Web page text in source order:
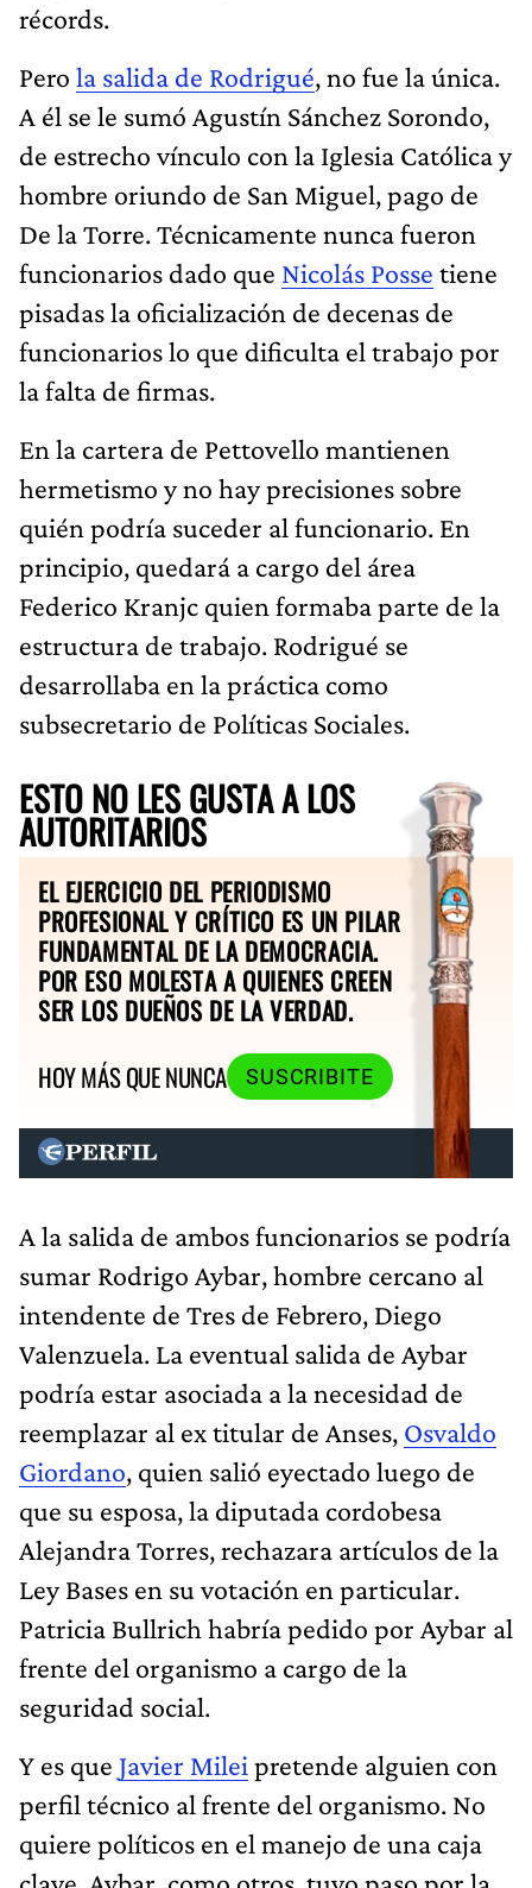
récords.
Pero la salida de Rodrigué, no fue la única.
A él se le sumó Agustín Sánchez Sorondo,
de estrecho vínculo con la Iglesia Católica y
hombre oriundo de San Miguel, pago de
De la Torre. Técnicamente nunca fueron
funcionarios dado que Nicolás Posse tiene
pisadas la oficialización de decenas de
funcionarios lo que dificulta el trabajo por
la falta de firmas.
En la cartera de Pettovello mantienen
hermetismo y no hay precisiones sobre
quién podría suceder al funcionario. En
principio, quedará a cargo del área
Federico Kranjc quien formaba parte de la
estructura de trabajo. Rodrigué se
desarrollaba en la práctica como
subsecretario de Políticas Sociales.
ESTO NO LES GUSTA A LOS
AUTORITARIOS
EL EJERCICIO DEL PERIODISMO
PROFESIONAL Y CRÍTICO ES UN PILAR
FUNDAMENTAL DE LA DEMOCRACIA.
POR ESO MOLESTA A QUIENES CREEN
SER LOS DUEÑOS DE LA VERDAD.
HOY MÁS QUE NUNCA
SUSCRIBITE
A la salida de ambos funcionarios se podría
sumar Rodrigo Aybar, hombre cercano al
intendente de Tres de Febrero, Diego
Valenzuela. La eventual salida de Aybar
podría estar asociada a la necesidad de
reemplazar al ex titular de Anses, Osvaldo
Giordano, quien salió eyectado luego de
que su esposa, la diputada cordobesa
Alejandra Torres, rechazara artículos de la
Ley Bases en su votación en particular.
Patricia Bullrich habría pedido por Aybar al
frente del organismo a cargo de la
seguridad social.
Y es que Javier Milei pretende alguien con
perfil técnico al frente del organismo. No
quiere políticos en el manejo de una caja